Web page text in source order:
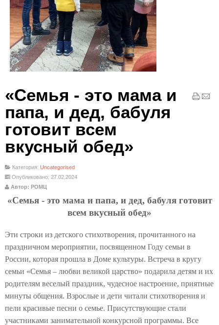
«Семья - это мама и
папа, и дед, бабуля
готовит всем
вкусный обед»
Категория: Uncategorised
Опубликовано: 27.02.2024
Автор: РОМЦ
«Семья - это мама и папа, и дед, бабуля готовит
всем вкусный обед»
Эти строки из детского стихотворения, прочитанного на
праздничном мероприятии, посвященном Году семьи в
России, которая прошла в Доме культуры. Встреча в кругу
семьи «Семья – любви великой царство» подарила детям и их
родителям веселый праздник, чудесное настроение, приятные
минуты общения. Взрослые и дети читали стихотворения и
пели красивые песни о семье. Присутствующие стали
участниками занимательной конкурсной программы. Все